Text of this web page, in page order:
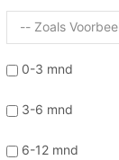
0-3 mnd
3-6 mnd
6-12 mnd